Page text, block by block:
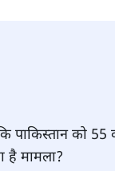
पाकिस्तान को
है मामला?